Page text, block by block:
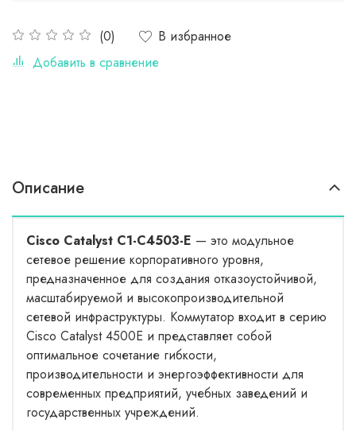
(0)
В избранное
Добавить в сравнение
Описание
Cisco Catalyst C1-C4503-E — это модульное
сетевое решение корпоративного уровня,
предназначенное для создания отказоустойчивой,
масштабируемой и высокопроизводительной
сетевой инфраструктуры. Коммутатор входит в серию
Cisco Catalyst 4500E и представляет собой
оптимальное сочетание гибкости,
производительности и энергоэффективности для
современных предприятий, учебных заведений и
государственных учреждений.